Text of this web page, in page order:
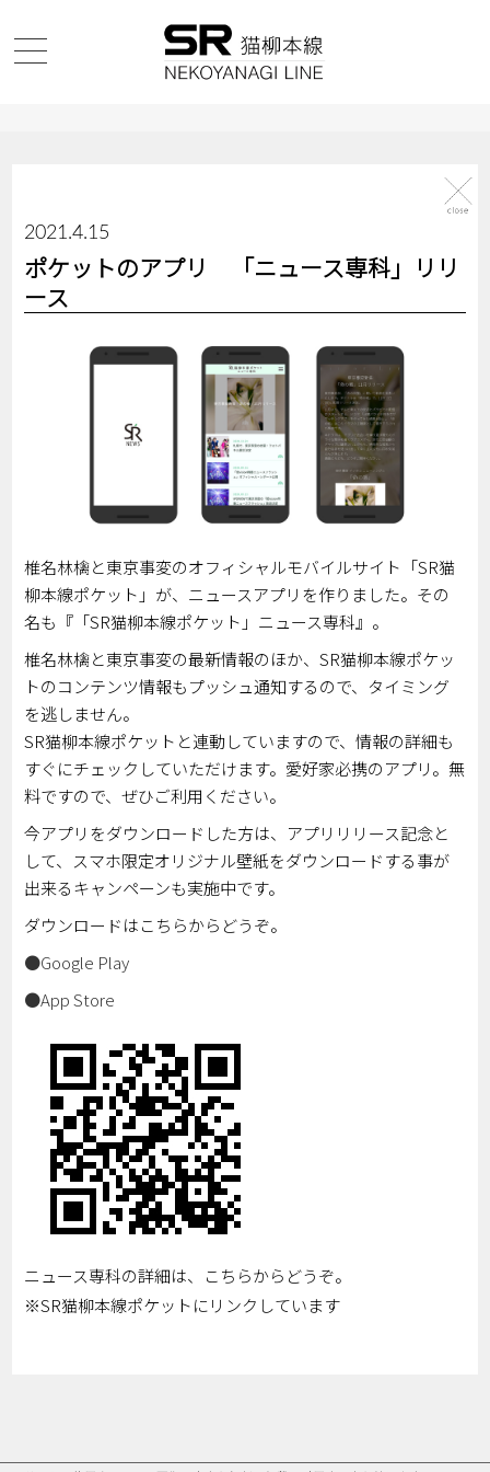
2021.4.15
ポケットのアプリ 「ニュース専科」リリ
ース
椎名林檎と東京事変のオフィシャルモバイルサイト「SR猫
柳本線ポケット」が、ニュースアプリを作りました。その
名も『「SR猫柳本線ポケット」ニュース専科』。
椎名林檎と東京事変の最新情報のほか、SR猫柳本線ポケッ
トのコンテンツ情報もプッシュ通知するので、タイミング
を逃しません。
SR猫柳本線ポケットと連動していますので、情報の詳細も
すぐにチェックしていただけます。愛好家必携のアプリ。無
料ですので、ぜひご利用ください。
今アプリをダウンロードした方は、アプリリリース記念と
して、スマホ限定オリジナル壁紙をダウンロードする事が
出来るキャンペーンも実施中です。
ダウンロードはこちらからどうぞ。
●Google Play
●App Store
ニュース専科の詳細は、こちらからどうぞ。
※SR猫柳本線ポケットにリンクしています